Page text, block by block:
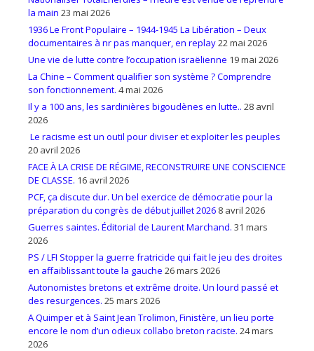
la main 23 mai 2026
1936 Le Front Populaire – 1944-1945 La Libération – Deux
documentaires à nr pas manquer, en replay22 mai 2026
Une vie de lutte contre l’occupation israëlienne 19 mai 2026
La Chine – Comment qualifier son système ? Comprendre
son fonctionnement. 4 mai 2026
Il y a 100 ans, les sardinières bigoudènes en lutte.. 28 avril
2026
Le racisme est un outil pour diviser et exploiter les peuples
20 avril 2026
FACE À LA CRISE DE RÉGIME, RECONSTRUIRE UNE CONSCIENCE
DE CLASSE. 16 avril 2026
PCF, ça discute dur. Un bel exercice de démocratie pour la
préparation du congrès de début juillet 2026 8 avril 2026
Guerres saintes. Éditorial de Laurent Marchand. 31 mars
2026
PS / LFI Stopper la guerre fratricide qui fait le jeu des droites
en affaiblissant toute la gauche 26 mars 2026
Autonomistes bretons et extrême droite. Un lourd passé et
des resurgences. 25 mars 2026
A Quimper et à Saint Jean Trolimon, Finistère, un lieu porte
encore le nom d’un odieux collabo breton raciste. 24 mars
2026